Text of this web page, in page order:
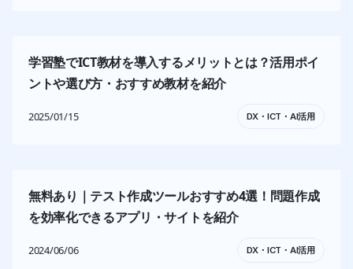
学習塾でICT教材を導入するメリットとは？活用ポイ
ントや選び方・おすすめ教材を紹介
2025/01/15 DX・ICT・AI活用
無料あり｜テスト作成ツールおすすめ4選！問題作成
を効率化できるアプリ・サイトを紹介
2024/06/06 DX・ICT・AI活用